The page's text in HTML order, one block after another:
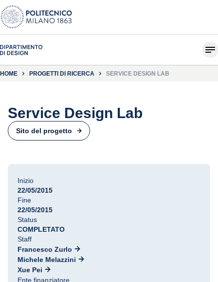
HOME PROGETTI DI RICERCA SERVICE DESIGN LAB
Service Design Lab
Sito del progetto
Inizio
22/05/2015
Fine
22/05/2015
Status
COMPLETATO
Staff
Francesco Zurlo
Michele Melazzini
Xue Pei
Ente finanziatore